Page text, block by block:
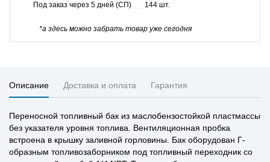
Под заказ через 5 дней (СП) 144 шт.
*а здесь можно забрать товар уже сегодня
Описание Доставка и оплата Гарантия
Переносной топливный бак из маслобензостойкой пластмассы
без указателя уровня топлива. Вентиляционная пробка
встроена в крышку заливной горловины. Бак оборудован Г-
образным топливозаборником под топливный переходник со